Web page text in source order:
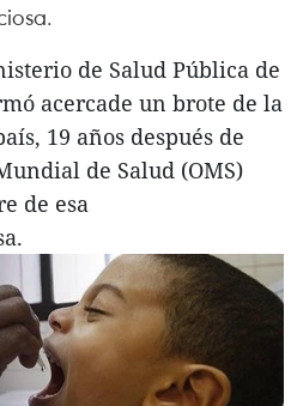
de Salud Pública de
acercade un brote de la
19 años después de
de Salud (OMS)
de esa